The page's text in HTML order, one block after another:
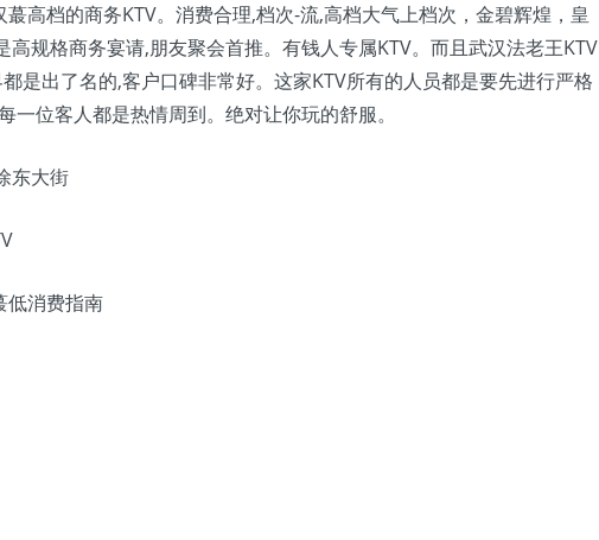
高档的商务KTV。消费合理,档次-流,高档大气上档次，金碧辉煌，皇
高规格商务宴请,朋友聚会首推。有钱人专属KTV。而且武汉法老王KTV
是出了名的,客户口碑非常好。这家KTV所有的人员都是要先进行严格
一位客人都是热情周到。绝对让你玩的舒服。
东大街
低消费指南